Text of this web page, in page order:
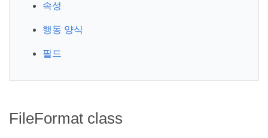
속성
행동 양식
필드
FileFormat class